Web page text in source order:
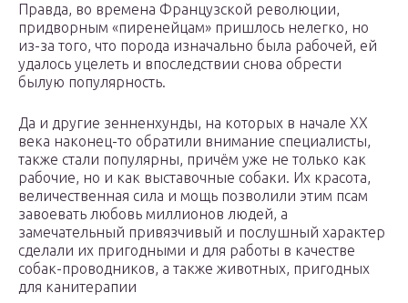
Правда, во времена Французской революции,
придворным «пиренейцам» пришлось нелегко, но
из-за того, что порода изначально была рабочей, ей
удалось уцелеть и впоследствии снова обрести
былую популярность.
Да и другие зенненхунды, на которых в начале XX
века наконец-то обратили внимание специалисты,
также стали популярны, причём уже не только как
рабочие, но и как выставочные собаки. Их красота,
величественная сила и мощь позволили этим псам
завоевать любовь миллионов людей, а
замечательный привязчивый и послушный характер
сделали их пригодными и для работы в качестве
собак-проводников, а также животных, пригодных
для канитерапии